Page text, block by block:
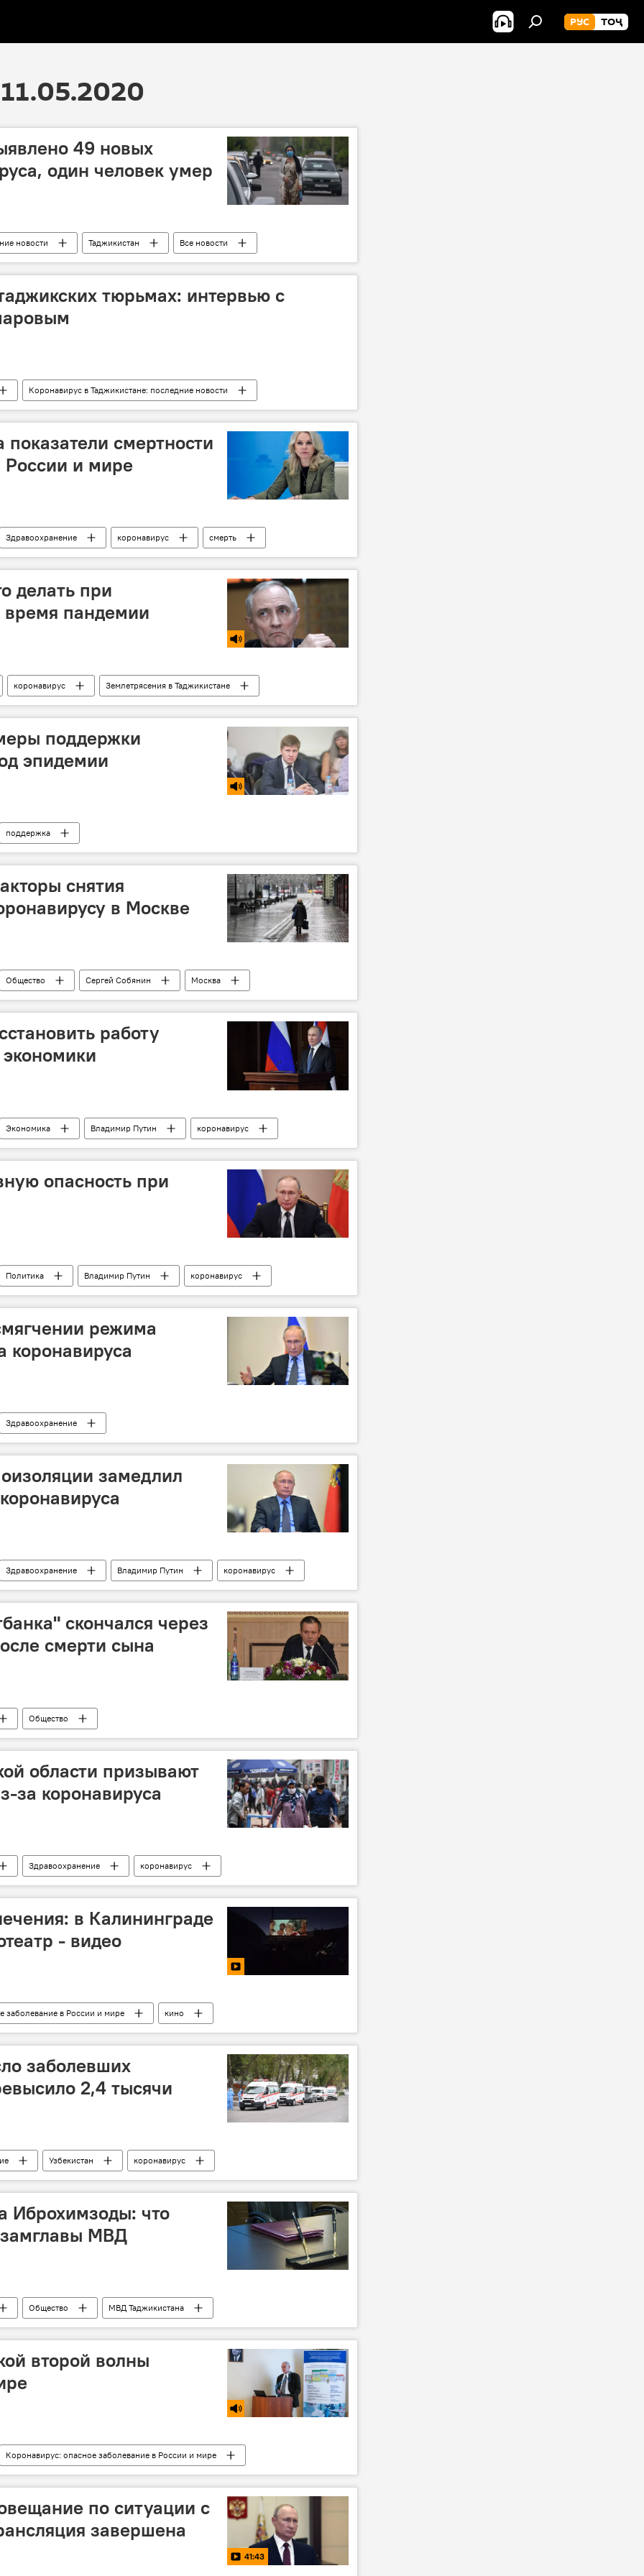
РУС ТОҶ
49 новых
один человек умер
новости Таджикистан
Все новости
тюрьмах: интервью с
Коронавирус в Таджикистане: последние новости
показатели смертности
России и мире
Здравоохранение коронавирус
смерть
России и мире
Мир
делать при
время пандемии
коронавирус Землетрясения в Таджикистане
поддержки
эпидемии
поддержка
новости
снятия
в Москве
Общество Сергей Собянин
Москва
заболевание в России и мире
работу
Экономика Владимир Путин
коронавирус
России и мире
опасность при
Политика Владимир Путин
коронавирус
России и мире
режима
коронавируса
Здравоохранение
России и мире
замедлил
Здравоохранение Владимир Путин
коронавирус
России и мире
скончался через
смерти сына
Общество
новости
коронавирус
"Амонатбанк"
области призывают
за коронавируса
Здравоохранение
коронавирус
новости
Новости Худжанда и Согдийской области
в Калининграде
- видео
заболевание в России и мире кино
заболевших
2,4 тысячи
Узбекистан
коронавирус
России и мире
Центральная Азия
Иброхимзоды: что
МВД
Общество МВД Таджикистана
второй волны
Коронавирус: опасное заболевание в России и мире
по ситуации с
завершена
41:43